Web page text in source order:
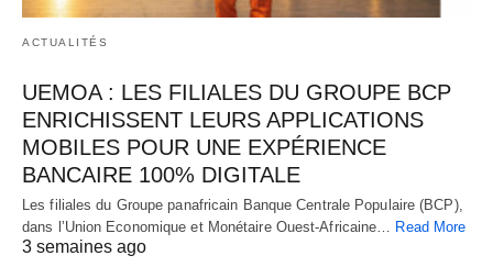
ACTUALITÉS
UEMOA : LES FILIALES DU GROUPE BCP
ENRICHISSENT LEURS APPLICATIONS
MOBILES POUR UNE EXPÉRIENCE
BANCAIRE 100% DIGITALE
Les filiales du Groupe panafricain Banque Centrale Populaire (BCP),
dans l’Union Economique et Monétaire Ouest-Africaine… Read More
3 semaines ago